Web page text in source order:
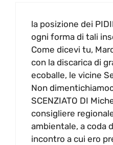
la posizione dei
ogni forma di tali
Come dicevi tu,
con la discarica di
ecoballe, le vicine
Non
SCENZIATO DI
consigliere
ambientale, a coda
incontro a cui ero